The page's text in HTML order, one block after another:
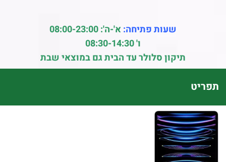
שעות פתיחה:א'-ה': 08:00-23:00
ו' 08:30-14:30
תיקון סלולר עד הבית גם במוצאי שבת
תפריט